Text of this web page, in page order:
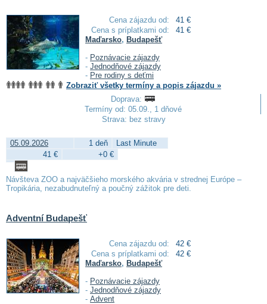
Cena zájazdu od:
41 €
Cena s príplatkami od:
41 €
Maďarsko, Budapešť
- Poznávacie zájazdy
- Jednodňové zájazdy
- Pre rodiny s deťmi
Zobraziť všetky termíny a popis zájazdu »
Doprava:
Termíny od: 05.09., 1 dňové
Strava: bez stravy
05.09.2026 1 deň
Last Minute
41 €
+0 €
Návšteva ZOO a najväčšieho morského akvária v strednej Európe –
Tropikária, nezabudnuteľný a poučný zážitok pre deti.
Adventní Budapešť
Cena zájazdu od:
42 €
Cena s príplatkami od:
42 €
Maďarsko, Budapešť
- Poznávacie zájazdy
- Jednodňové zájazdy
- Advent